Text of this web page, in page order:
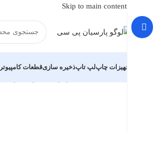
Skip to main content
تجهیزات چاپلپ تاپذخیره سازیقطعات کامپیوتر